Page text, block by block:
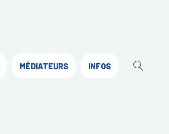
MÉDIATEURS INFOS